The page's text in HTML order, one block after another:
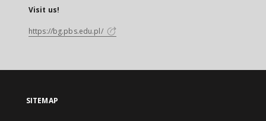
Visit us!
https://bg.pbs.edu.pl/
SITEMAP